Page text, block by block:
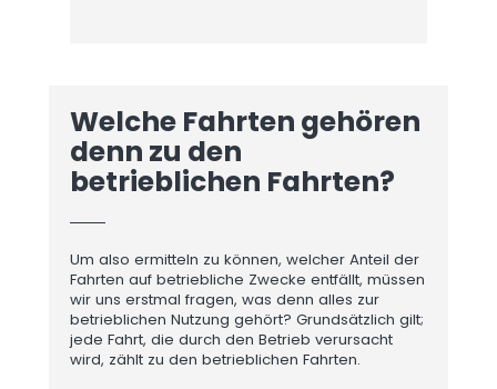
Welche Fahrten gehören
denn zu den
betrieblichen Fahrten?
Um also ermitteln zu können, welcher Anteil der
Fahrten auf betriebliche Zwecke entfällt, müssen
wir uns erstmal fragen, was denn alles zur
betrieblichen Nutzung gehört? Grundsätzlich gilt;
jede Fahrt, die durch den Betrieb verursacht
wird, zählt zu den betrieblichen Fahrten.